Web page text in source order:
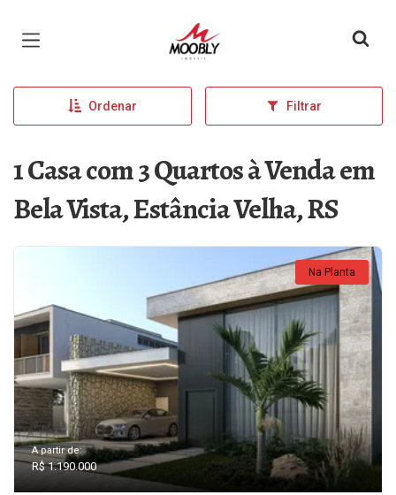
Página inicial
Ordenar Filtrar
1 Casa com 3 Quartos à Venda em
Bela Vista, Estância Velha, RS
Na Planta
A partir de:
R$ 1.190.000